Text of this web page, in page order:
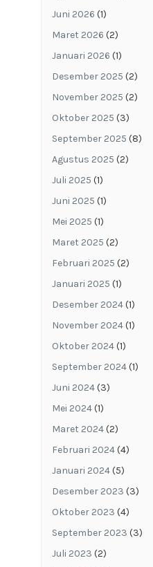
Juni 2026 (1)
Maret 2026 (2)
Januari 2026 (1)
Desember 2025 (2)
November 2025 (2)
Oktober 2025 (3)
September 2025 (8)
Agustus 2025 (2)
Juli 2025 (1)
Juni 2025 (1)
Mei 2025 (1)
Maret 2025 (2)
Februari 2025 (2)
Januari 2025 (1)
Desember 2024(1)
November 2024(1)
Oktober 2024(1)
September 2024(1)
Juni 2024(3)
Mei 2024(1)
Maret 2024(2)
Februari 2024(4)
Januari 2024(5)
Desember 2023 (3)
Oktober 2023 (4)
September 2023 (3)
Juli 2023 (2)